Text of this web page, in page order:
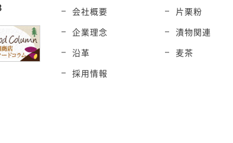
会社概要
企業理念
沿革
採用情報
片栗粉
漬物関連
麦茶